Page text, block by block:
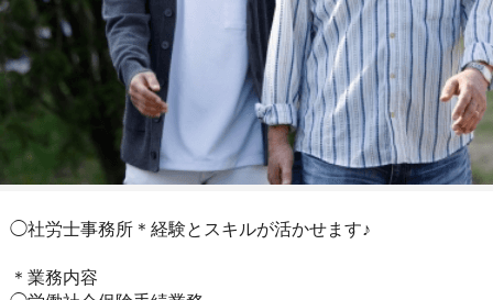
◯社労士事務所＊経験とスキルが活かせます♪
＊業務内容